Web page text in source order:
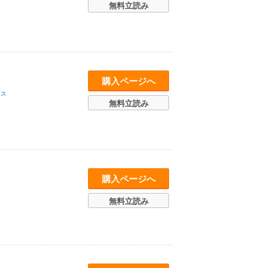
無料立読み
購入ページへ
無料立読み
購入ページへ
無料立読み